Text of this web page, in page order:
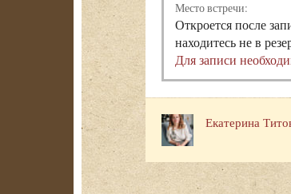
Место встречи:
Откроется после
находитесь не в
Для записи
Екатерина